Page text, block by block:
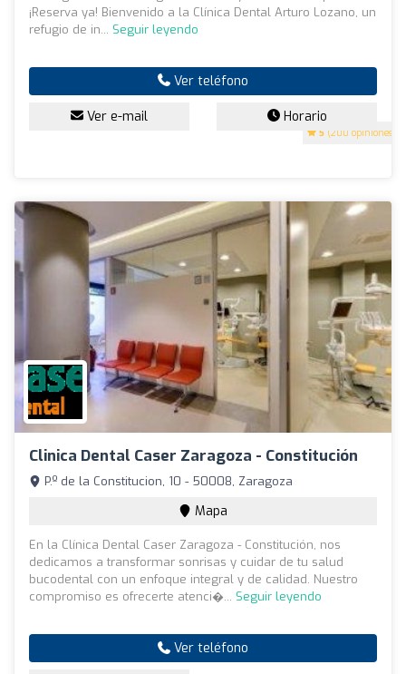
5 (200 opiniones)
¡Reserva ya! Bienvenido a la Clínica Dental Arturo Lozano, un
refugio de in... Seguir leyendo
Ver teléfono
Ver e-mail Horario
Clinica Dental Caser Zaragoza - Constitución
P.º de la Constitucion, 10 - 50008, Zaragoza
Mapa
En la Clínica Dental Caser Zaragoza - Constitución, nos
dedicamos a transformar sonrisas y cuidar de tu salud
bucodental con un enfoque integral y de calidad. Nuestro
compromiso es ofrecerte atenci�... Seguir leyendo
Ver teléfono